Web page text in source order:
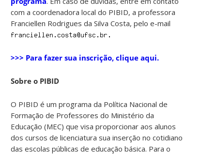
com a coordenadora local do PIBID, a professora
Franciellen Rodrigues da Silva Costa, pelo e-mail
>>> Para fazer sua inscrição, clique aqui.
Sobre o PIBID
O PIBID é um programa da Política Nacional de
Formação de Professores do Ministério da
Educação (MEC) que visa proporcionar aos alunos
dos cursos de licenciatura sua inserção no cotidiano
das escolas públicas de educação básica. Para o